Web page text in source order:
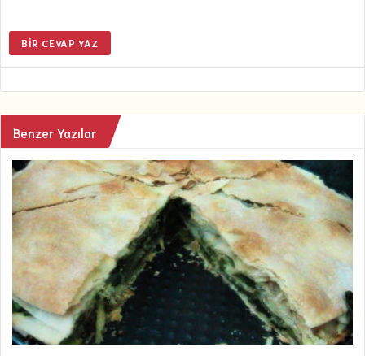
BIR CEVAP YAZ
Benzer Yazılar